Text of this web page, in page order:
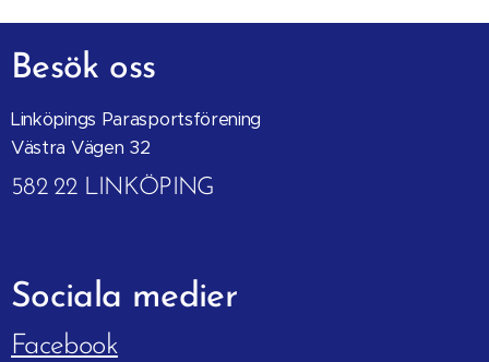
Besök oss
Linköpings Parasportsförening
Västra Vägen 32
582 22 LINKÖPING
Sociala medier
Facebook